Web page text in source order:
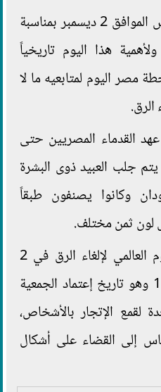
يحتفل العالم اليوم الخميس الموافق 2 ديسمبر بمناسبة
هذا اليوم تاريخياً
مصر اليوم لمتابعيه ما لا
الرق.
القدماء المصريين حتى
جلب العبيد ذوى البشرة
وكانوا يصنفون طبقاً
لون ثمن مختلف.
بدأ الإحتفال بمناسبة اليوم العالمي لإلغاء الرق في 2
ديسمبر بداية من عام 1949 وهو تاريخ إعتماد الجمعية
لقمع الإتجار بالأشخاص،
إلى القضاء على أشكال